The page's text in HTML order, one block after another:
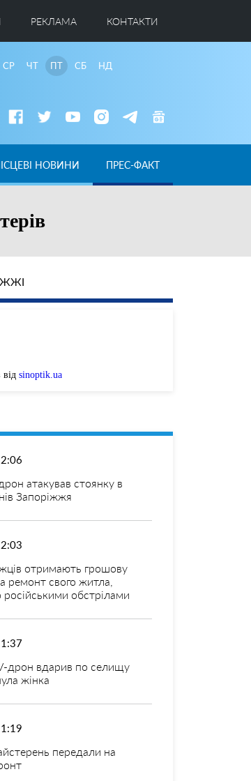
РЕКЛАМА КОНТАКТИ
СР ЧТ ПТ СБ НД
НОВИНИ ПРЕС-ФАКТ
sinoptik.ua
атакував стоянку в
Запоріжжя
отримають грошову
ремонт свого житла,
обстрілами
дрон вдарив по селищу
жінка
передали на